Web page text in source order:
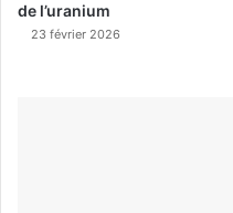
de l’uranium
23 février 2026